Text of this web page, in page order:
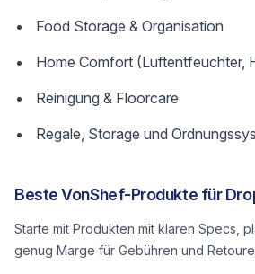
Food Storage & Organisation
Home Comfort (Luftentfeuchter,
Reinigung & Floorcare
Regale, Storage und
Beste VonShef-Produkte für
Starte mit Produkten mit klaren Specs,
genug Marge für Gebühren und